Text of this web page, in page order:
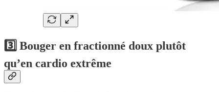
3️⃣ Bouger en fractionné doux plutôt
qu’en cardio extrême